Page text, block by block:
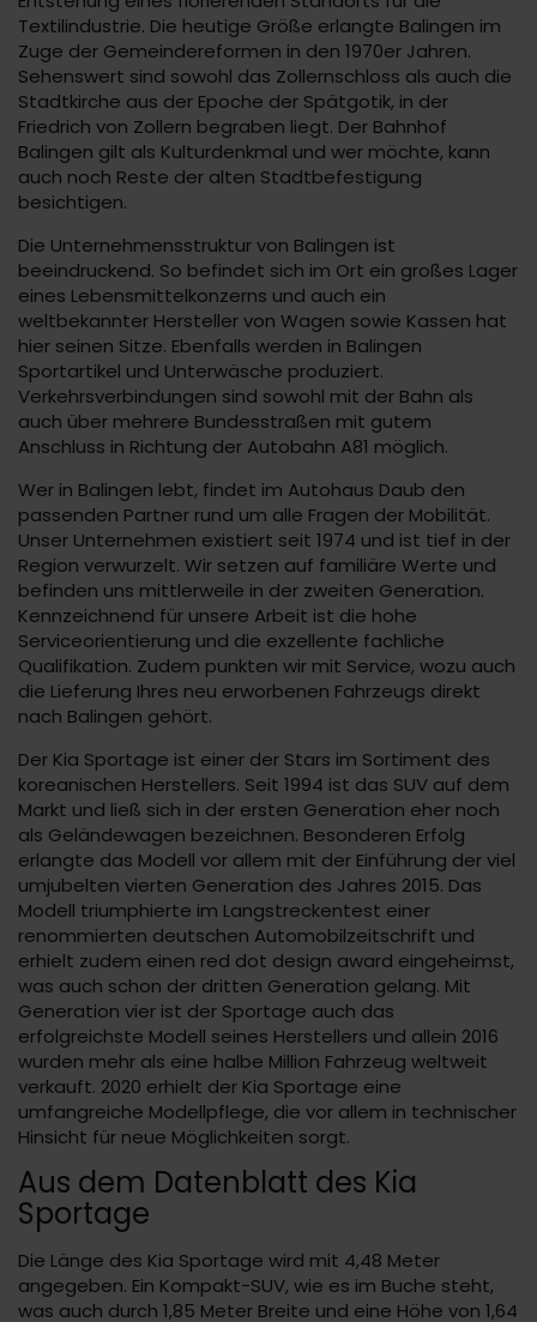
Textilindustrie. Die heutige Größe erlangte Balingen im
Zuge der Gemeindereformen in den 1970er Jahren.
Sehenswert sind sowohl das Zollernschloss als auch die
Stadtkirche aus der Epoche der Spätgotik, in der
Friedrich von Zollern begraben liegt. Der Bahnhof
Balingen gilt als Kulturdenkmal und wer möchte, kann
auch noch Reste der alten Stadtbefestigung
besichtigen.
Die Unternehmensstruktur von Balingen ist
beeindruckend. So befindet sich im Ort ein großes Lager
eines Lebensmittelkonzerns und auch ein
weltbekannter Hersteller von Wagen sowie Kassen hat
hier seinen Sitze. Ebenfalls werden in Balingen
Sportartikel und Unterwäsche produziert.
Verkehrsverbindungen sind sowohl mit der Bahn als
auch über mehrere Bundesstraßen mit gutem
Anschluss in Richtung der Autobahn A81 möglich.
Wer in Balingen lebt, findet im Autohaus Daub den
passenden Partner rund um alle Fragen der Mobilität.
Unser Unternehmen existiert seit 1974 und ist tief in der
Region verwurzelt. Wir setzen auf familiäre Werte und
befinden uns mittlerweile in der zweiten Generation.
Kennzeichnend für unsere Arbeit ist die hohe
Serviceorientierung und die exzellente fachliche
Qualifikation. Zudem punkten wir mit Service, wozu auch
die Lieferung Ihres neu erworbenen Fahrzeugs direkt
nach Balingen gehört.
Der Kia Sportage ist einer der Stars im Sortiment des
koreanischen Herstellers. Seit 1994 ist das SUV auf dem
Markt und ließ sich in der ersten Generation eher noch
als Geländewagen bezeichnen. Besonderen Erfolg
erlangte das Modell vor allem mit der Einführung der viel
umjubelten vierten Generation des Jahres 2015. Das
Modell triumphierte im Langstreckentest einer
renommierten deutschen Automobilzeitschrift und
erhielt zudem einen red dot design award eingeheimst,
was auch schon der dritten Generation gelang. Mit
Generation vier ist der Sportage auch das
erfolgreichste Modell seines Herstellers und allein 2016
wurden mehr als eine halbe Million Fahrzeug weltweit
verkauft. 2020 erhielt der Kia Sportage eine
umfangreiche Modellpflege, die vor allem in technischer
Hinsicht für neue Möglichkeiten sorgt.
Aus dem Datenblatt des Kia
Sportage
Die Länge des Kia Sportage wird mit 4,48 Meter
angegeben. Ein Kompakt-SUV, wie es im Buche steht,
was auch durch 1,85 Meter Breite und eine Höhe von 1,64